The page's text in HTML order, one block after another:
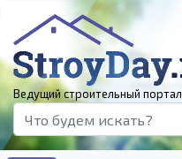
Ведущий строительный портал